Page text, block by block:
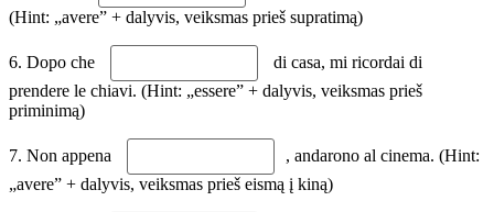
(Hint: „avere” + dalyvis, veiksmas prieš supratimą)
6. Dopo che
di casa, mi ricordai di
prendere le chiavi. (Hint: „essere” + dalyvis, veiksmas prieš
priminimą)
7. Non appena
, andarono al cinema. (Hint:
„avere” + dalyvis, veiksmas prieš eismą į kiną)